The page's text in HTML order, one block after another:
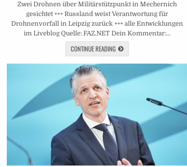
Zwei Drohnen über Militärstützpunkt in Mechernich
gesichtet +++ Russland weist Verantwortung für
Drohnenvorfall in Leipzig zurück +++ alle Entwicklungen
im Liveblog Quelle: FAZ.NET Dein Kommentar:…
CONTINUE READING